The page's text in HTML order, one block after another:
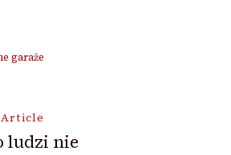
garaże
ludzi nie